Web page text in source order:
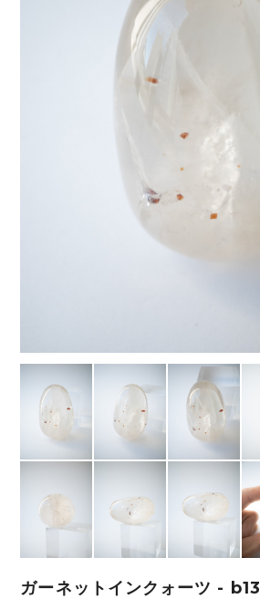
ガーネットインクォーツ - b13